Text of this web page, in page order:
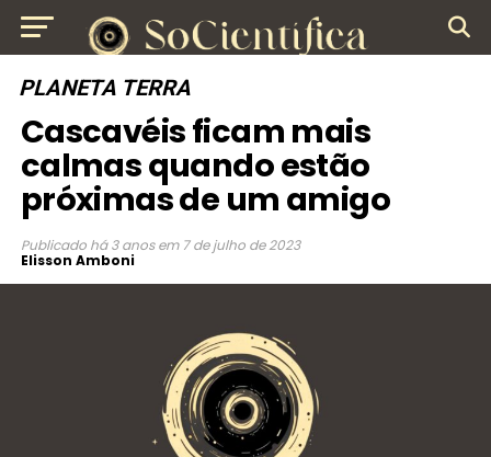
PLANETA TERRA
Cascavéis ficam mais
calmas quando estão
próximas de um amigo
Publicado há 3 anos em 7 de julho de 2023
Elisson Amboni